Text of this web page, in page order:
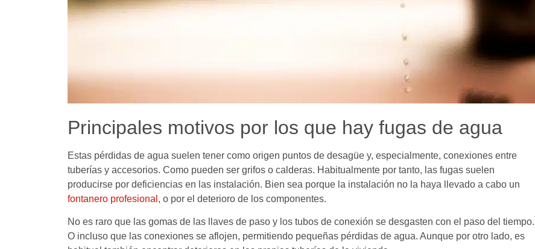
Principales motivos por los que hay fugas de agua
Estas pérdidas de agua suelen tener como origen puntos de desagüe y, especialmente, conexiones entre
tuberías y accesorios. Como pueden ser grifos o calderas. Habitualmente por tanto, las fugas suelen
producirse por deficiencias en las instalación. Bien sea porque la instalación no la haya llevado a cabo un
fontanero profesional , o por el deterioro de los componentes.
No es raro que las gomas de las llaves de paso y los tubos de conexión se desgasten con el paso del tiempo.
O incluso que las conexiones se aflojen, permitiendo pequeñas pérdidas de agua. Aunque por otro lado, es